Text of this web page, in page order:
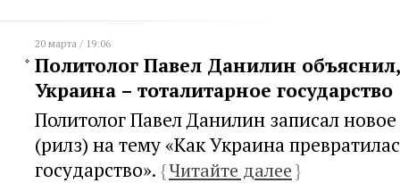
20 марта / 19:06
Политолог Павел Данилин
Украина – тоталитарное государство
Политолог Павел Данилин записал
(рилз) на тему «Как Украина
государство». {Читайте далее}